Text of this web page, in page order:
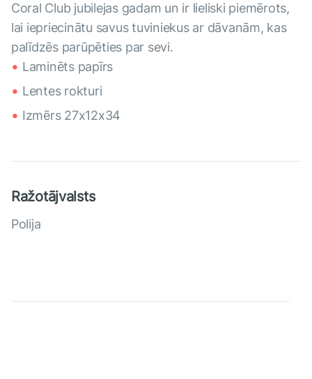
Coral Club jubilejas gadam un ir lieliski piemērots,
lai iepriecinātu savus tuviniekus ar dāvanām, kas
palīdzēs parūpēties par sevi.
Laminēts papīrs
Lentes rokturi
Izmērs 27x12x34
Ražotājvalsts
Polija